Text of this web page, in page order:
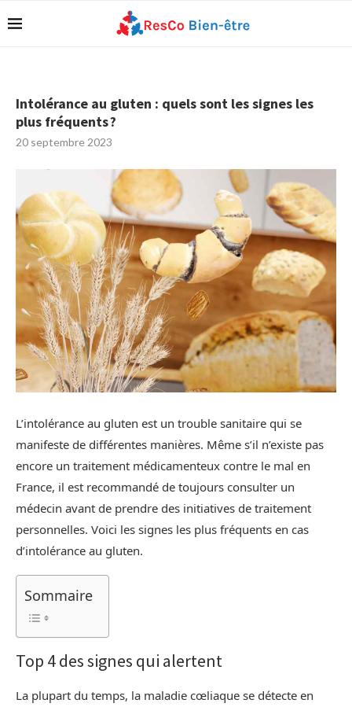
Intolérance au gluten : quels sont les signes les
plus fréquents ?
20 septembre 2023
L’intolérance au gluten est un trouble sanitaire qui se
manifeste de différentes manières. Même s’il n’existe pas
encore un traitement médicamenteux contre le mal en
France, il est recommandé de toujours consulter un
médecin avant de prendre des initiatives de traitement
personnelles. Voici les signes les plus fréquents en cas
d’intolérance au gluten.
Sommaire
Top 4 des signes qui alertent
La plupart du temps, la maladie cœliaque se détecte en